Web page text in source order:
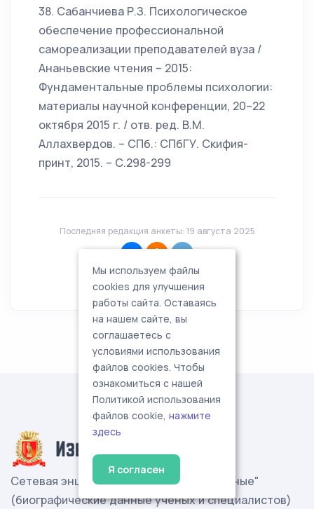
38. Сабанчиева Р.З. Психологическое
обеспечение профессиональной
самореализации преподавателей вуза /
Ананьевские чтения – 2015:
Фундаментальные проблемы психологии:
материалы научной конференции, 20–22
октября 2015 г. / отв. ред. В.М.
Аллахвердов. – СПб.: СПбГУ. Скифия-
принт, 2015. – С.298-299
Последняя редакция анкеты: 19 августа 2025
Сетевая энциклопедия "Известные учёные"
(биографические данные ученых и специалистов)
Мы используем файлы
cookies для улучшения
работы сайта. Оставаясь
на нашем сайте, вы
соглашаетесь с
условиями использования
файлов cookies. Чтобы
ознакомиться с нашей
Политикой использования
файлов cookie, нажмите
здесь
Я согласен